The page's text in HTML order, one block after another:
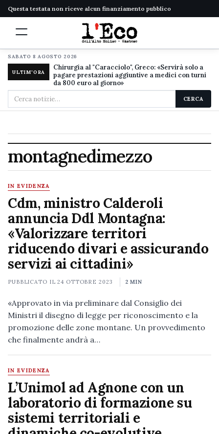
Questa testata non riceve alcun finanziamento pubblico
SABATO 8 AGOSTO 2026
ULTIM'ORA
Chirurgia al "Caracciolo", Greco: «Servirà solo a
pagare prestazioni aggiuntive a medici con turni
da 800 euro al giorno»
Cerca
nel
CERCA
montagnedimezzo
IN EVIDENZA
Cdm, ministro Calderoli
annuncia Ddl Montagna:
«Valorizzare territori
riducendo divari e assicurando
servizi ai cittadini»
PUBBLICATO IL24 OTTOBRE 2023 2 MIN
«Approvato in via preliminare dal Consiglio dei
Ministri il disegno di legge per riconoscimento e la
promozione delle zone montane. Un provvedimento
che finalmente andrà a…
IN EVIDENZA
L’Unimol ad Agnone con un
laboratorio di formazione su
sistemi territoriali e